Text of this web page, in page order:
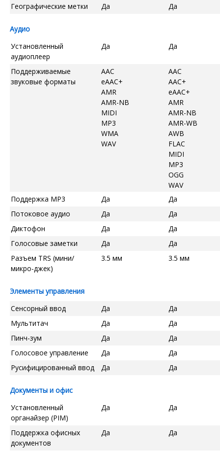
Географические метки
Да Да
Аудио
Установленный
аудиоплеер
Да Да
Поддерживаемые
звуковые форматы
AAC
eAAC+
AMR
AMR-NB
MIDI
MP3
WMA
WAV
AAC
AAC+
eAAC+
AMR
AMR-NB
AMR-WB
AWB
FLAC
MIDI
MP3
OGG
WAV
Поддержка MP3
Да
Да
Потоковое аудио
Да
Да
Диктофон
Да
Да
Голосовые заметки
Да
Да
Разъем TRS (мини/
микро-джек)
3.5 мм 3.5 мм
Элементы управления
Сенсорный ввод
Да
Да
Мультитач
Да
Да
Пинч-зум
Да
Да
Голосовое управление
Да
Да
Русифицированный ввод
Да Да
Документы и офис
Установленный
органайзер (PIM)
Да Да
Поддержка офисных
документов
Да Да